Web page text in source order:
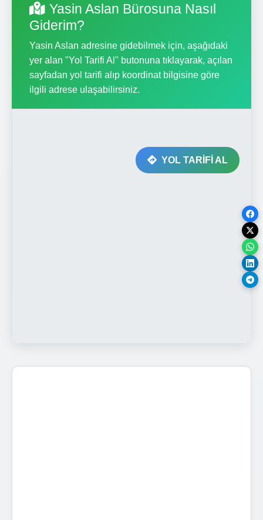
Yasin Aslan Bürosuna Nasıl
Giderim?
Yasin Aslan adresine gidebilmek için, aşağıdaki
yer alan "Yol Tarifi Al" butonuna tıklayarak, açılan
sayfadan yol tarifi alıp koordinat bilgisine göre
ilgili adrese ulaşabilirsiniz.
YOL TARİFİ AL